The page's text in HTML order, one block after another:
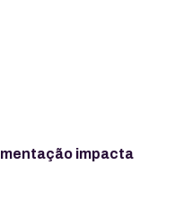
impacta